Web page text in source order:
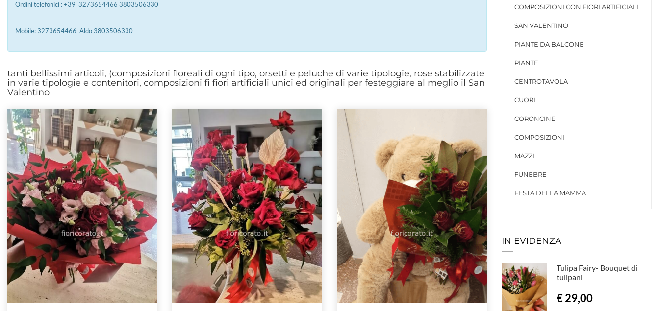
Ordini telefonici : +39 3273654466 3803506330
Mobile: 3273654466 Aldo 3803506330
tanti bellissimi articoli, (composizioni floreali di ogni tipo, orsetti e peluche di varie tipologie, rose stabilizzate
in varie tipologie e contenitori, composizioni fi fiori artificiali unici ed originali per festeggiare al meglio il San
Valentino
COMPOSIZIONI CON FIORI ARTIFICIALI
SAN VALENTINO
PIANTE DA BALCONE
PIANTE
CENTROTAVOLA
CUORI
CORONCINE
COMPOSIZIONI
MAZZI
FUNEBRE
FESTA DELLA MAMMA
IN EVIDENZA
Tulipa Fairy- Bouquet di
tulipani
€ 29,00